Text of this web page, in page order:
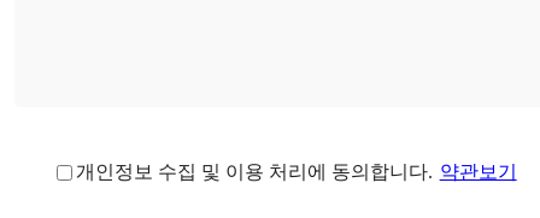
개인정보 수집 및 이용 처리에 동의합니다. 약관보기